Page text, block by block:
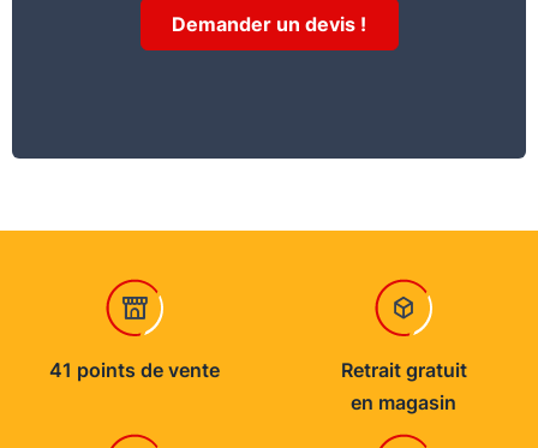
Demander un devis !
41 points de vente
Retrait gratuit
en magasin